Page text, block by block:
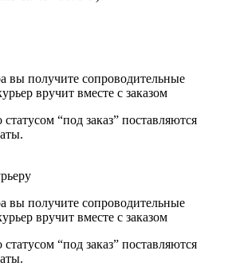
вы получите сопроводительные
вручит вместе с заказом
“под заказ” поставляются
вы получите сопроводительные
вручит вместе с заказом
“под заказ” поставляются